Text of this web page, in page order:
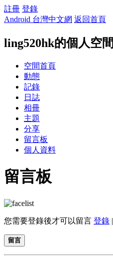
註冊 登錄
Android 台灣中文網 返回首頁
ling520hk的個人空間
空間首頁
動態
記錄
日誌
相冊
主題
分享
留言板
個人資料
留言板
您需要登錄後才可以留言 登錄 |
留言